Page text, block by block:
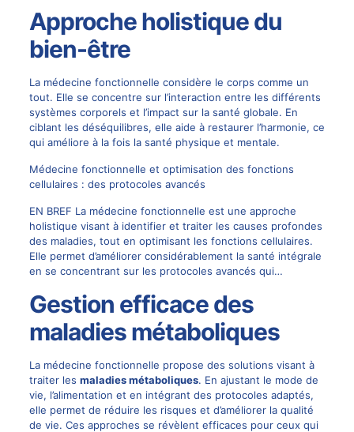
Approche holistique du
bien-être
La médecine fonctionnelle considère le corps comme un
tout. Elle se concentre sur l’interaction entre les différents
systèmes corporels et l’impact sur la santé globale. En
ciblant les déséquilibres, elle aide à restaurer l’harmonie, ce
qui améliore à la fois la santé physique et mentale.
Médecine fonctionnelle et optimisation des fonctions
cellulaires : des protocoles avancés
EN BREF La médecine fonctionnelle est une approche
holistique visant à identifier et traiter les causes profondes
des maladies, tout en optimisant les fonctions cellulaires.
Elle permet d’améliorer considérablement la santé intégrale
en se concentrant sur les protocoles avancés qui…
Gestion efficace des
maladies métaboliques
La médecine fonctionnelle propose des solutions visant à
traiter les maladies métaboliques. En ajustant le mode de
vie, l’alimentation et en intégrant des protocoles adaptés,
elle permet de réduire les risques et d’améliorer la qualité
de vie. Ces approches se révèlent efficaces pour ceux qui